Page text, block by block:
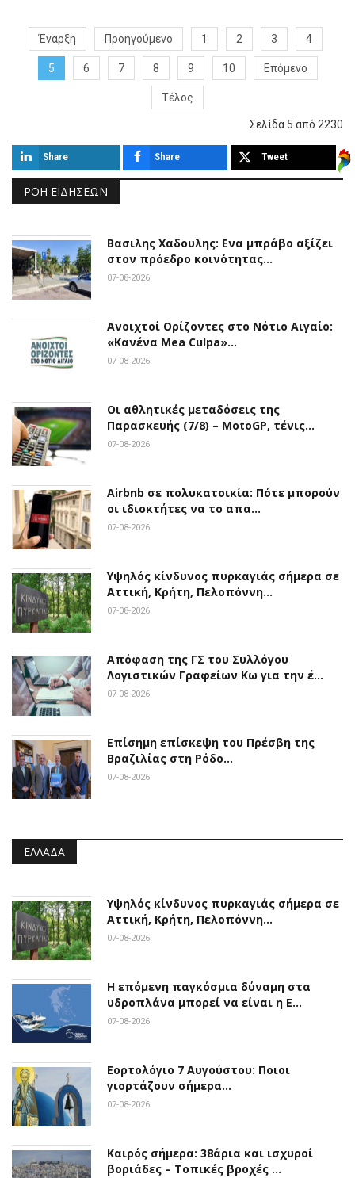
Έναρξη Προηγούμενο 1 2 3 4
5 6 7 8 9 10 Επόμενο
Τέλος
Σελίδα 5 από 2230
Share Share Tweet
ΡΟΉ ΕΙΔΉΣΕΩΝ
Βασιλης Χαδουλης: Ενα μπράβο αξίζει
στον πρόεδρο κοινότητας…
07-08-2026
Ανοιχτοί Ορίζοντες στο Νότιο Αιγαίο:
«Κανένα Mea Culpa»…
07-08-2026
Οι αθλητικές μεταδόσεις της
Παρασκευής (7/8) – MotoGP, τένις…
07-08-2026
Airbnb σε πολυκατοικία: Πότε μπορούν
οι ιδιοκτήτες να το απα…
07-08-2026
Υψηλός κίνδυνος πυρκαγιάς σήμερα σε
Αττική, Κρήτη, Πελοπόννη…
07-08-2026
Απόφαση της ΓΣ του Συλλόγου
Λογιστικών Γραφείων Κω για την έ…
07-08-2026
Επίσημη επίσκεψη του Πρέσβη της
Βραζιλίας στη Ρόδο…
07-08-2026
ΕΛΛΆΔΑ
Υψηλός κίνδυνος πυρκαγιάς σήμερα σε
Αττική, Κρήτη, Πελοπόννη…
07-08-2026
Η επόμενη παγκόσμια δύναμη στα
υδροπλάνα μπορεί να είναι η Ε…
07-08-2026
Εορτολόγιο 7 Αυγούστου: Ποιοι
γιορτάζουν σήμερα…
07-08-2026
Καιρός σήμερα: 38άρια και ισχυροί
βοριάδες – Τοπικές βροχές …